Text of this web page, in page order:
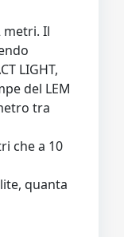
metri. Il
LIGHT,
del LEM
tra
che a 10
quanta